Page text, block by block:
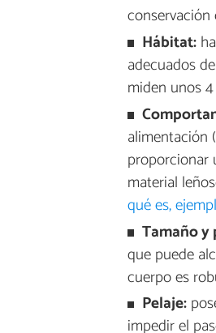
conservación
Hábitat:
adecuados
miden unos
alimentación
proporcionar
material
qué es,
Tamaño y
que puede
cuerpo es
Pelaje:
impedir el